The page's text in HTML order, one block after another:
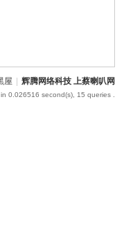
屋 辉腾网络科技 上蔡喇叭网
0.026516 second(s), 15 queries .